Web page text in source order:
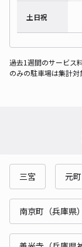
土日祝
過去1週間のサービス
のみの駐車場は集計対
三宮 元町
南京町（兵庫県）